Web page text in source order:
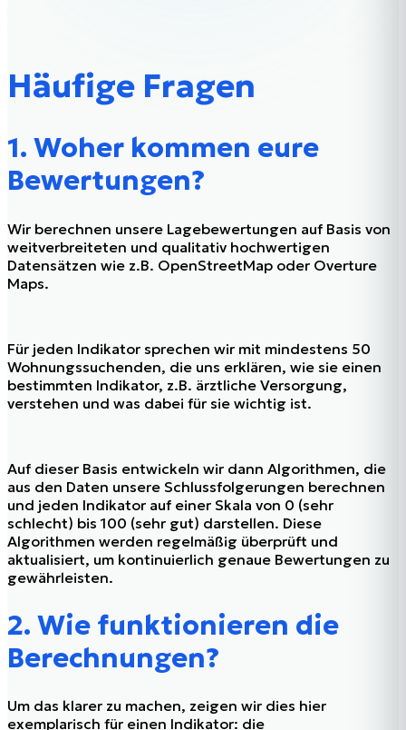
Häufige Fragen
1. Woher kommen eure
Bewertungen?
Wir berechnen unsere Lagebewertungen auf Basis von
weitverbreiteten und qualitativ hochwertigen
Datensätzen wie z.B. OpenStreetMap oder Overture
Maps.
Für jeden Indikator sprechen wir mit mindestens 50
Wohnungssuchenden, die uns erklären, wie sie einen
bestimmten Indikator, z.B. ärztliche Versorgung,
verstehen und was dabei für sie wichtig ist.
Auf dieser Basis entwickeln wir dann Algorithmen, die
aus den Daten unsere Schlussfolgerungen berechnen
und jeden Indikator auf einer Skala von 0 (sehr
schlecht) bis 100 (sehr gut) darstellen. Diese
Algorithmen werden regelmäßig überprüft und
aktualisiert, um kontinuierlich genaue Bewertungen zu
gewährleisten.
2. Wie funktionieren die
Berechnungen?
Um das klarer zu machen, zeigen wir dies hier
exemplarisch für einen Indikator: die